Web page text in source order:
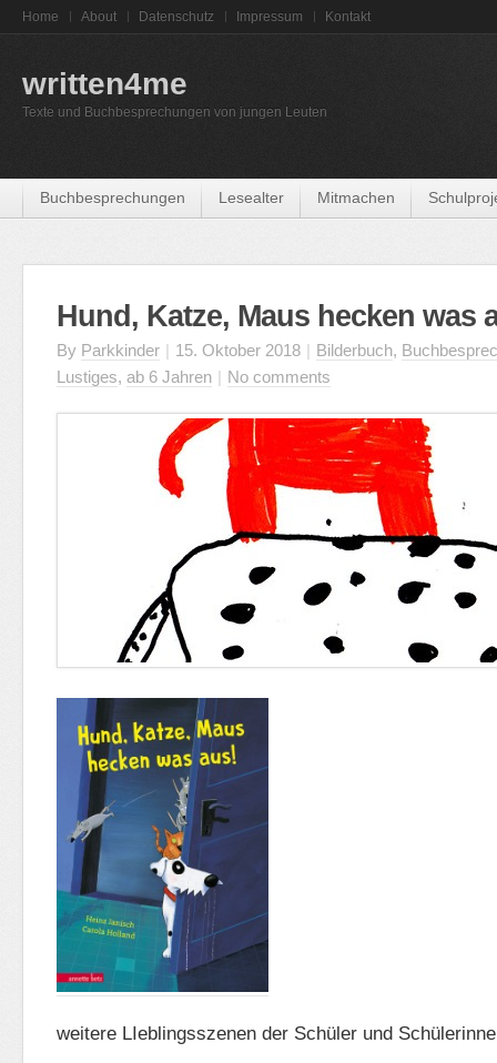
Home About Datenschutz Impressum Kontakt
written4me
Texte und Buchbesprechungen von jungen Leuten
Buchbesprechungen Lesealter Mitmachen
Hund, Katze, Maus hecken was
By Parkkinder | 15. Oktober 2018 | Bilderbuch,
Lustiges, ab 6 Jahren | No comments
weitere LIeblingsszenen der Schüler und